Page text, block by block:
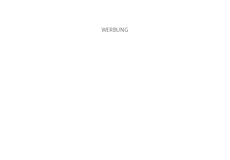
WERBUNG